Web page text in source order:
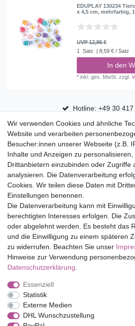
EDUPLAY 130234
x 4,5 cm, mehrfarbig,
UVP 12,95 €
1 Satz | 8,59 € / Satz
In den
*inkl. ges. MwSt. zzgl.
Hotline: +49 30
30 Tage
Versandfrei ab 75 € in
Top Marken
Eduplay
Folia Bringmann
Shop
Mein Konto
Service
Versandkosten
Impressum
Barrierefreiheitserklärung
Wir verwenden Cookies und ähnliche
Website und verarbeiten
Besucher:innen unserer Webseite (z.B.
Inhalte und Anzeigen zu personalisieren,
Drittanbietern einzubinden oder Zugriffe
analysieren. Die Datenverarbeitung
Cookies. Wir teilen diese Daten mit
Einstellungen benennen.
Die Datenverarbeitung kann mit
berechtigten Interesses erfolgen. Die
oder abgelehnt werden. Es besteht das
und die Einwilligung zu einem späteren
zu widerrufen. Beachten Sie unser
Hinweise zur Verwendung
Daten­schutz­erklärung
Essenziell
Statistik
Externe Medien
DHL Wunschzustellung